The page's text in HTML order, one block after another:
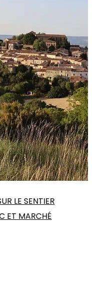
LE SENTIER
ET MARCHÉ